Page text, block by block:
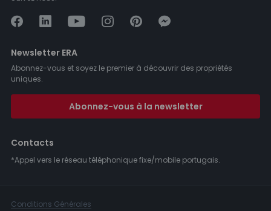
Newsletter ERA
Abonnez-vous et soyez le premier à découvrir des propriétés
uniques.
Abonnez-vous à la newsletter
Contacts
*Appel vers le réseau téléphonique fixe/mobile portugais.
Conditions Générales